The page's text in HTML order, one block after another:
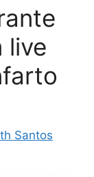
live
Santos